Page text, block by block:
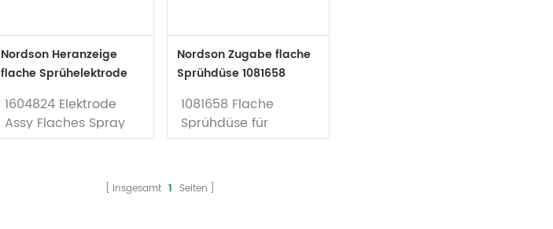
Nordson Heranzeige
flache Sprühelektrode
1604824 Elektrode
Assy Flaches Spray
für Nordson Encore
Nordson Zugabe flache
Sprühdüse 1081658
1081658 Flache
Sprühdüse für
Nordson Encore
Autopulver-
Spritzpistole
Insgesamt 1 Seiten